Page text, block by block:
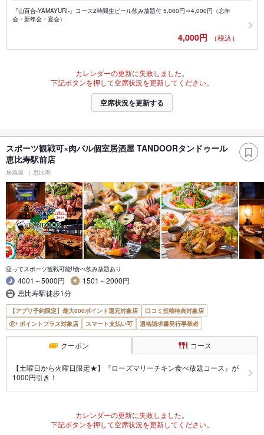
『山百合-YAMAYURI-』コース2時間生ビール飲み放題付 5,000円⇒4,000円（忘年
会・新年会・宴会）
4,000円 （税込）
カレンダーの更新に失敗しました。
下記ボタンを押して空席状況を更新してください。
空席状況を更新する
スポーツ観戦可×肉バル個室居酒屋 TANDOORタンドゥール
恵比寿駅前店
居酒屋 恵比寿
座ってスポーツ観戦可能!!食べ飲み放題あり
4001～5000円
1501～2000円
恵比寿駅徒歩1分
【アプリ予約限定】最大800ポイント還元対象店
口コミ投稿特典対象店
ポイントプラス対象店
スマート支払い可 適格請求書発行事業者
クーポン コース
【土曜日から火曜日限定★】『ローズマリーチキン食べ放題コース』が
1000円引き！
カレンダーの更新に失敗しました。
下記ボタンを押して空席状況を更新してください。